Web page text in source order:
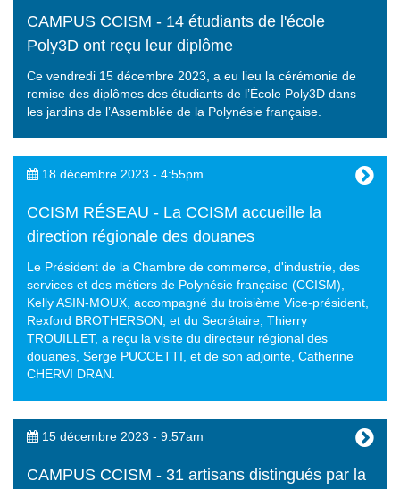
CAMPUS CCISM - 14 étudiants de l'école
Poly3D ont reçu leur diplôme
Ce vendredi 15 décembre 2023, a eu lieu la cérémonie de
remise des diplômes des étudiants de l’École Poly3D dans
les jardins de l’Assemblée de la Polynésie française.
18 décembre 2023 - 4:55pm
CCISM RÉSEAU - La CCISM accueille la
direction régionale des douanes
Le Président de la Chambre de commerce, d'industrie, des
services et des métiers de Polynésie française (CCISM),
Kelly ASIN-MOUX, accompagné du troisième Vice-président,
Rexford BROTHERSON, et du Secrétaire, Thierry
TROUILLET, a reçu la visite du directeur régional des
douanes, Serge PUCCETTI, et de son adjointe, Catherine
CHERVI DRAN.
15 décembre 2023 - 9:57am
CAMPUS CCISM - 31 artisans distingués par la